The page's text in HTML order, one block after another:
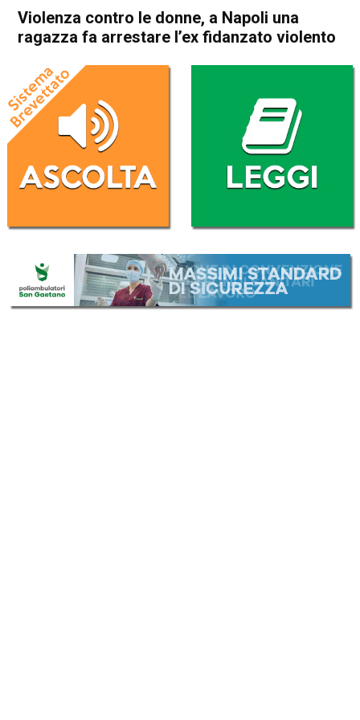
Violenza contro le donne, a Napoli una
ragazza fa arrestare l’ex fidanzato violento
Cronaca Italia
Cronaca Italia
Violenza contro le donne, a
Napoli una ragazza fa
arrestare l’ex fidanzato
violento
Da Redazione Nazionale
16 Dicembre 2023 (aggiornato il16 Dicembre 2023 23:47)